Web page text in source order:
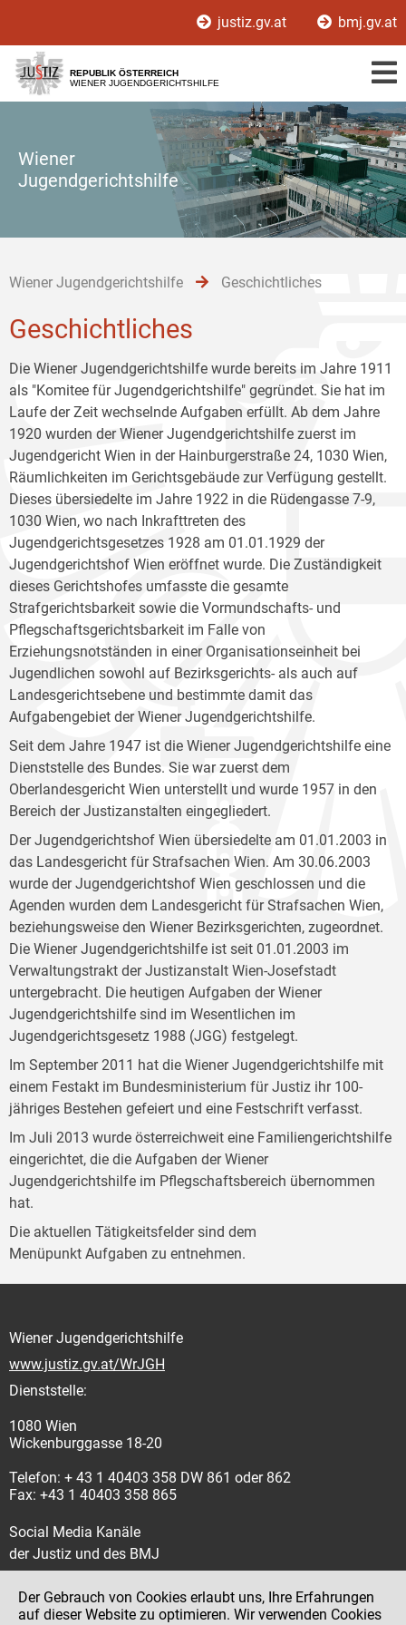
[1]
[2]
[3]
justiz.gv.at bmj.gv.at
REPUBLIK ÖSTERREICH
WIENER JUGENDGERICHTSHILFE
Wiener
Jugendgerichtshilfe
Wiener Jugendgerichtshilfe Geschichtliches
Geschichtliches
Die Wiener Jugendgerichtshilfe wurde bereits im Jahre 1911
als "Komitee für Jugendgerichtshilfe" gegründet. Sie hat im
Laufe der Zeit wechselnde Aufgaben erfüllt. Ab dem Jahre
1920 wurden der Wiener Jugendgerichtshilfe zuerst im
Jugendgericht Wien in der Hainburgerstraße 24, 1030 Wien,
Räumlichkeiten im Gerichtsgebäude zur Verfügung gestellt.
Dieses übersiedelte im Jahre 1922 in die Rüdengasse 7-9,
1030 Wien, wo nach Inkrafttreten des
Jugendgerichtsgesetzes 1928 am 01.01.1929 der
Jugendgerichtshof Wien eröffnet wurde. Die Zuständigkeit
dieses Gerichtshofes umfasste die gesamte
Strafgerichtsbarkeit sowie die Vormundschafts- und
Pflegschaftsgerichtsbarkeit im Falle von
Erziehungsnotständen in einer Organisationseinheit bei
Jugendlichen sowohl auf Bezirksgerichts- als auch auf
Landesgerichtsebene und bestimmte damit das
Aufgabengebiet der Wiener Jugendgerichtshilfe.
Seit dem Jahre 1947 ist die Wiener Jugendgerichtshilfe eine
Dienststelle des Bundes. Sie war zuerst dem
Oberlandesgericht Wien unterstellt und wurde 1957 in den
Bereich der Justizanstalten eingegliedert.
Der Jugendgerichtshof Wien übersiedelte am 01.01.2003 in
das Landesgericht für Strafsachen Wien. Am 30.06.2003
wurde der Jugendgerichtshof Wien geschlossen und die
Agenden wurden dem Landesgericht für Strafsachen Wien,
beziehungsweise den Wiener Bezirksgerichten, zugeordnet.
Die Wiener Jugendgerichtshilfe ist seit 01.01.2003 im
Verwaltungstrakt der Justizanstalt Wien-Josefstadt
untergebracht. Die heutigen Aufgaben der Wiener
Jugendgerichtshilfe sind im Wesentlichen im
Jugendgerichtsgesetz 1988 (JGG) festgelegt.
Im September 2011 hat die Wiener Jugendgerichtshilfe mit
einem Festakt im Bundesministerium für Justiz ihr 100-
jähriges Bestehen gefeiert und eine Festschrift verfasst.
Im Juli 2013 wurde österreichweit eine Familiengerichtshilfe
eingerichtet, die die Aufgaben der Wiener
Jugendgerichtshilfe im Pflegschaftsbereich übernommen
hat.
Die aktuellen Tätigkeitsfelder sind dem
Menüpunkt Aufgaben zu entnehmen.
Wiener Jugendgerichtshilfe
www.justiz.gv.at/WrJGH
Dienststelle:
1080 Wien
Wickenburggasse 18-20
Telefon: + 43 1 40403 358 DW 861 oder 862
Fax: +43 1 40403 358 865
Social Media Kanäle
der Justiz und des BMJ
Der Gebrauch von Cookies erlaubt uns, Ihre Erfahrungen
auf dieser Website zu optimieren. Wir verwenden Cookies